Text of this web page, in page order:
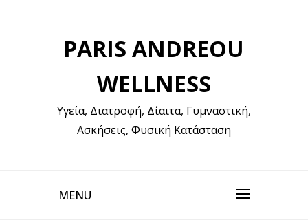
PARIS ANDREOU
WELLNESS
Υγεία, Διατροφή, Δίαιτα, Γυμναστική,
Ασκήσεις, Φυσική Κατάσταση
MENU